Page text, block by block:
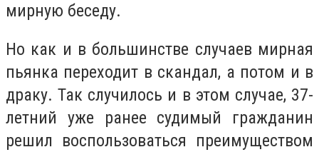
мирную беседу.
Но как и в большинстве случаев мирная
пьянка переходит в скандал, а потом и в
драку. Так случилось и в этом случае, 37-
летний уже ранее судимый гражданин
решил воспользоваться преимуществом